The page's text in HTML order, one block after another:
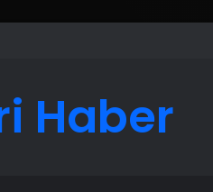
Haber